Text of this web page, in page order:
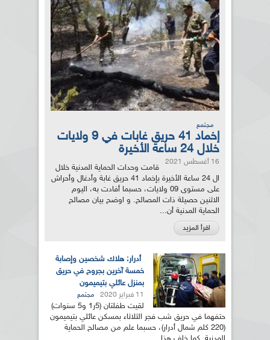
مجتمع
إخماد 41 حريق غابات في 9 ولايات
خلال 24 ساعة الأخيرة
16 أغسطس 2021
قامت وحدات الحماية المدنية خلال
ال 24 ساعة الأخيرة بإخماد 41 حريق غابة وأدغال وأحراش
على مستوى 09 ولايات، حسبما أفادت به، اليوم
الاثنين حصيلة ذات المصالح. و اوضح بيان مصالح
الحماية المدنية أن...
اقرأ المزيد
أدرار: هلاك شخصين وإصابة
خمسة آخرين بجروح في حريق
بمنزل عائلي بتيميمون
11 فبراير 2020 مجتمع
لقيت طفلتان (5ر1 و5 سنوات)
حتفهما في حريق شب فجر الثلاثاء بمسكن عائلي بتيميمون
(220 كلم شمال أدرار)، حسبما علم من مصالح الحماية